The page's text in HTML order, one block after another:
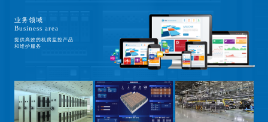
业务领域
Business area
提供高效的机房监控产品
和维护服务